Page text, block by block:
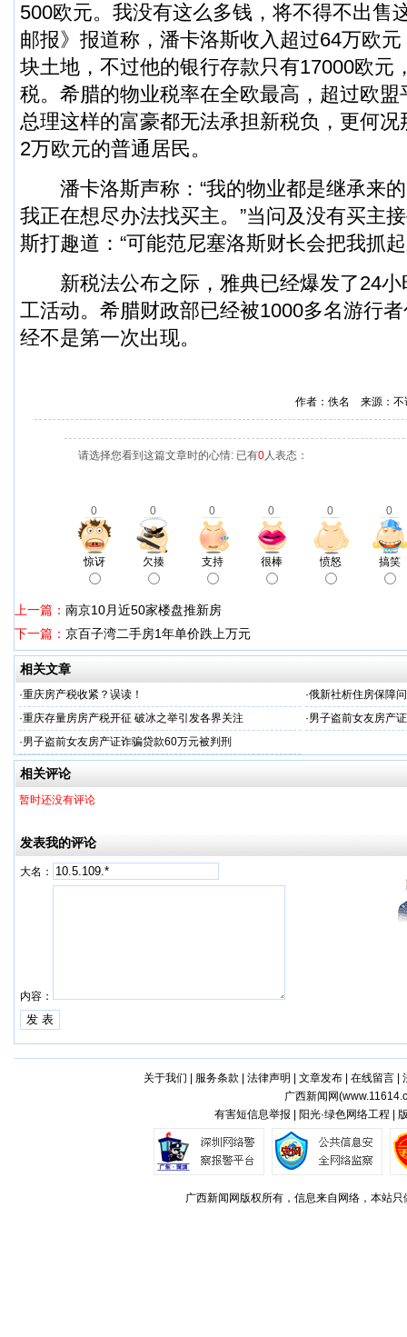
500欧元。我没有这么多钱，将不得不出售
邮报》报道称，潘卡洛斯收入超过64万欧
块土地，不过他的银行存款只有17000欧元
税。希腊的物业税率在全欧最高，超过欧
总理这样的富豪都无法承担新税负，更何
2万欧元的普通居民。
潘卡洛斯声称：“我的物业都是继承来的
我正在想尽办法找买主。”当问及没有买主
斯打趣道：“可能范尼塞洛斯财长会把我抓
新税法公布之际，雅典已经爆发了24小
工活动。希腊财政部已经被1000多名游行
经不是第一次出现。
作者：佚名 来源：
请选择您看到这篇文章时的心情: 已有0人表态：
0 0 0 0 0 0
惊讶 欠揍 支持 很棒 愤怒 搞笑
上一篇： 南京10月近50家楼盘推新房
下一篇： 京百子湾二手房1年单价跌上万元
相关文章
·重庆房产税收紧？误读！ ·俄新社析住房保障
·重庆存量房房产税开征 破冰之举引发各界关注 ·男子盗前女友房产
·男子盗前女友房产证诈骗贷款60万元被判刑
相关评论
暂时还没有评论
发表我的评论
大名：
内容：
关于我们 服务条款 法律声明 文章发布| 在线留言|
广西新闻网(
有害短信息举报 | 阳光·绿色网络工程 |
广西新闻网版权所有，信息来自网络，本站